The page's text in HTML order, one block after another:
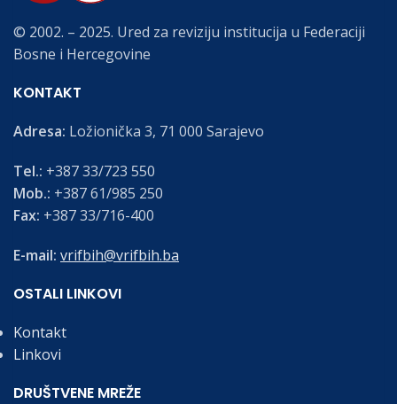
© 2002. – 2025. Ured za reviziju institucija u Federaciji
Bosne i Hercegovine
KONTAKT
Adresa: Ložionička 3, 71 000 Sarajevo
Tel.: +387 33/723 550
Mob.: +387 61/985 250
Fax: +387 33/716-400
E-mail: vrifbih@vrifbih.ba
OSTALI LINKOVI
Kontakt
Linkovi
DRUŠTVENE MREŽE